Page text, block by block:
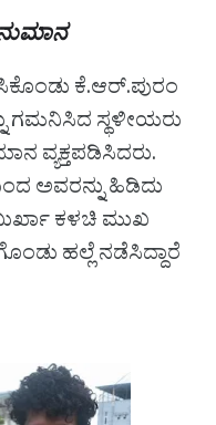
ಕೆ.ಆರ್.ಪುರಂ
ಗಮನಿಸಿದ ಸ್ಥಳೀಯರು
ವ್ಯಕ್ತಪಡಿಸಿದರು.
ಅವರನ್ನು ಹಿಡಿದು
ಕಳಚಿ ಮುಖ
ಹಲ್ಲೆ ನಡೆಸಿದ್ದಾರೆ